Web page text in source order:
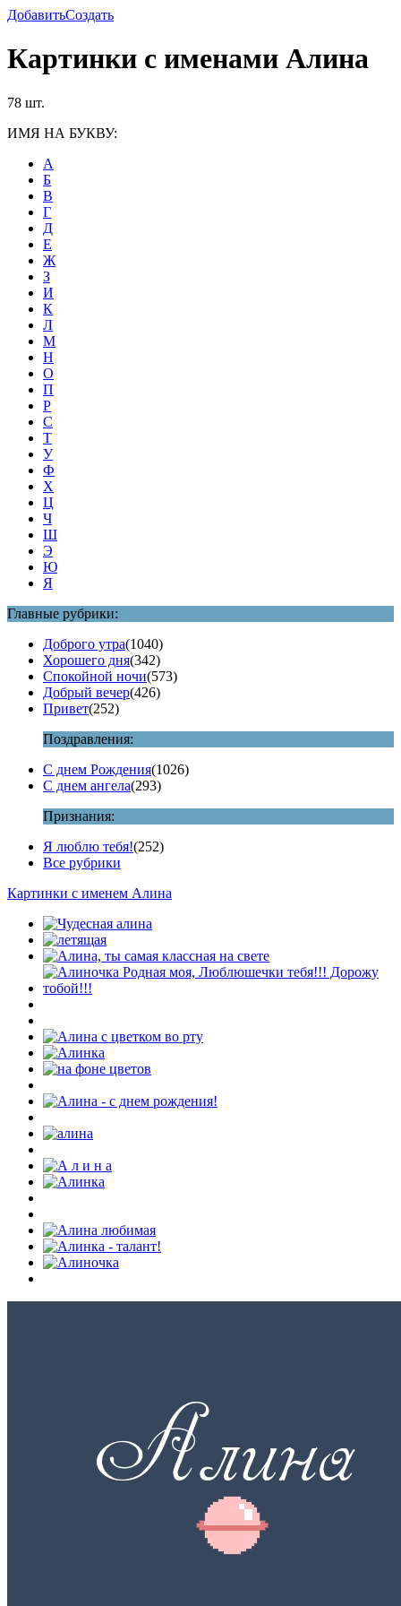
ДобавитьСоздать
Картинки с именами Алина
78 шт.
ИМЯ НА БУКВУ:
А
Б
В
Г
Д
Е
Ж
З
И
К
Л
М
Н
О
П
Р
С
Т
У
Ф
Х
Ц
Ч
Ш
Э
Ю
Я
Главные рубрики:
Доброго утра(1040)
Хорошего дня(342)
Спокойной ночи(573)
Добрый вечер(426)
Привет(252)
Поздравления:
С днем Рождения(1026)
С днем ангела(293)
Признания:
Я люблю тебя!(252)
Все рубрики
Картинки с именем Алина